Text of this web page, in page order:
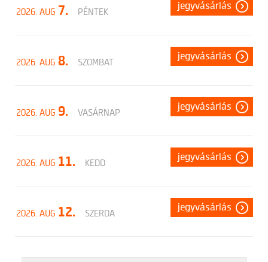
2026. AUG 7. PÉNTEK
jegyvásárlás
2026. AUG 8. SZOMBAT
jegyvásárlás
2026. AUG 9. VASÁRNAP
jegyvásárlás
2026. AUG 11. KEDD
jegyvásárlás
2026. AUG 12. SZERDA
jegyvásárlás